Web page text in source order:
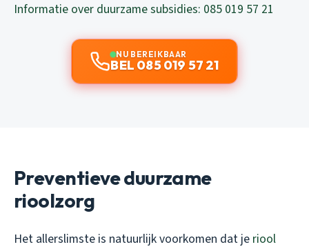
Informatie over duurzame subsidies: 085 019 57 21
NU BEREIKBAAR
BEL 085 019 57 21
Preventieve duurzame
rioolzorg
Het allerslimste is natuurlijk voorkomen dat je riool